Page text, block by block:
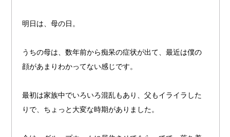
明日は、母の日。
うちの母は、数年前から痴呆の症状が出て、最近は僕の
顔があまりわかってない感じです。
最初は家族中でいろいろ混乱もあり、父もイライラした
りで、ちょっと大変な時期がありました。